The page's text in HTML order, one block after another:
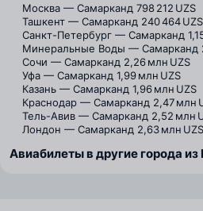
Москва — Самарканд 798 212 UZS
Ташкент — Самарканд 240 464 UZS
Санкт-Петербург — Самарканд
Минеральные Воды — Самарканд
Сочи — Самарканд 2,26 млн UZS
Уфа — Самарканд 1,99 млн UZS
Казань — Самарканд 1,96 млн UZS
Краснодар — Самарканд 2,47 млн
Тель-Авив — Самарканд 2,52 млн
Лондон — Самарканд 2,63 млн UZS
Авиабилеты в другие города